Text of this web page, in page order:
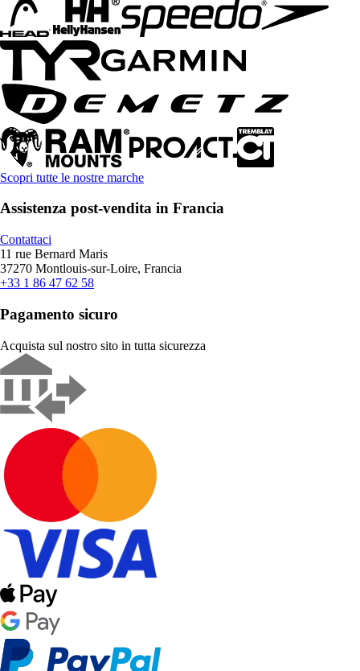
Scopri tutte le nostre marche
Assistenza post-vendita in Francia
Contattaci
11 rue Bernard Maris
37270 Montlouis-sur-Loire, Francia
+33 1 86 47 62 58
Pagamento sicuro
Acquista sul nostro sito in tutta sicurezza